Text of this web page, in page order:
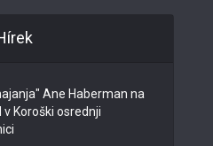
Ane Haberman na
v Koroški osrednji